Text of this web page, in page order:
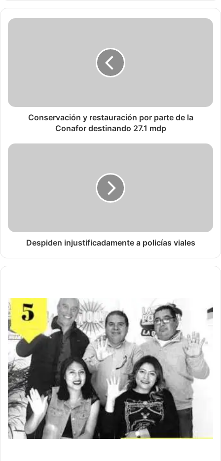
Conservación y restauración por parte de la
Conafor destinando 27.1 mdp
Despiden injustificadamente a policías viales